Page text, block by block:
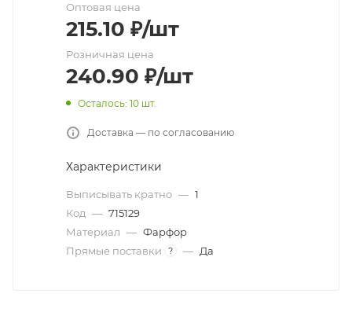
Оптовая цена
215.10 ₽/шт
Розничная цена
240.90 ₽/шт
Осталось: 10 шт.
Доставка — по согласованию
Характеристики
Выписывать кратно — 1
Код — 715129
Материал — Фарфор
Прямые поставки
? — Да